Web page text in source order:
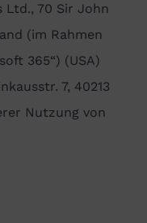
70 Sir John
(im Rahmen
365“) (USA)
7, 40213
Nutzung von